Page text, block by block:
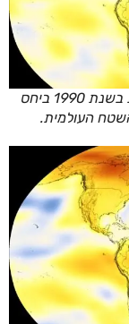
ההפרש בין הטמפרטורה הממוצעת העולמית בשנת 1990 ביחס
העולמית.